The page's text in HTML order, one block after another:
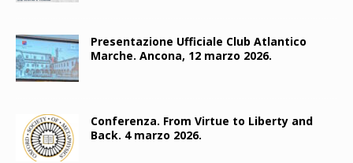
Presentazione Ufficiale Club Atlantico
Marche. Ancona, 12 marzo 2026.
Conferenza. From Virtue to Liberty and
Back. 4 marzo 2026.